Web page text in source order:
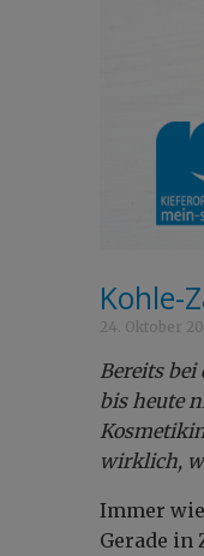
Kohle-
24. Oktober
Bereits bei
bis heute
wirklich,
Immer
Gerade